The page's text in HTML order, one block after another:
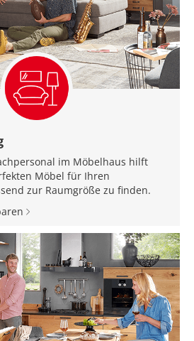
im Möbelhaus hilft
Möbel für Ihren
zur Raumgröße zu finden.